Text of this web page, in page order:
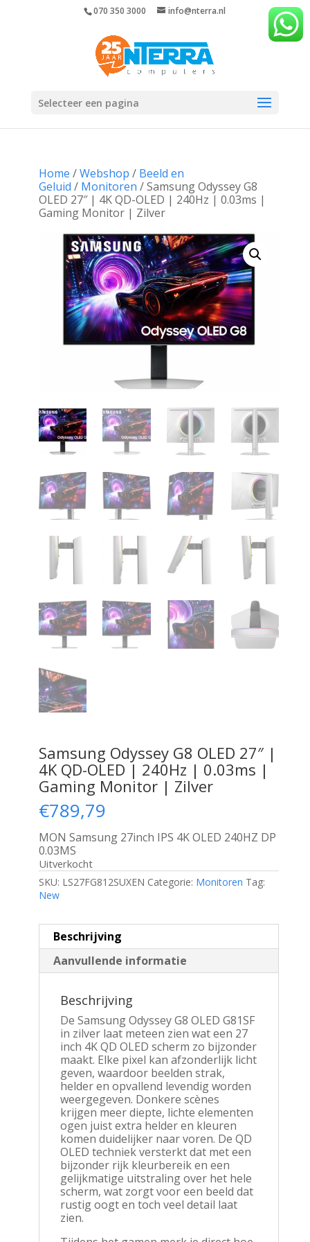
070 350 3000 info@nterra.nl
Selecteer een pagina
Home /Webshop / Beeld en
Geluid / Monitoren / Samsung Odyssey G8
OLED 27″ | 4K QD-OLED | 240Hz | 0.03ms |
Gaming Monitor | Zilver
Samsung Odyssey G8 OLED 27″ |
4K QD-OLED | 240Hz | 0.03ms |
Gaming Monitor | Zilver
€789,79
MON Samsung 27inch IPS 4K OLED 240HZ DP
0.03MS
Uitverkocht
SKU: LS27FG812SUXEN Categorie: Monitoren Tag:
New
Beschrijving
Aanvullende informatie
Beschrijving
De Samsung Odyssey G8 OLED G81SF
in zilver laat meteen zien wat een 27
inch 4K QD OLED scherm zo bijzonder
maakt. Elke pixel kan afzonderlijk licht
geven, waardoor beelden strak,
helder en opvallend levendig worden
weergegeven. Donkere scènes
krijgen meer diepte, lichte elementen
ogen juist extra helder en kleuren
komen duidelijker naar voren. De QD
OLED techniek versterkt dat met een
bijzonder rijk kleurbereik en een
gelijkmatige uitstraling over het hele
scherm, wat zorgt voor een beeld dat
rustig oogt en toch veel detail laat
zien.